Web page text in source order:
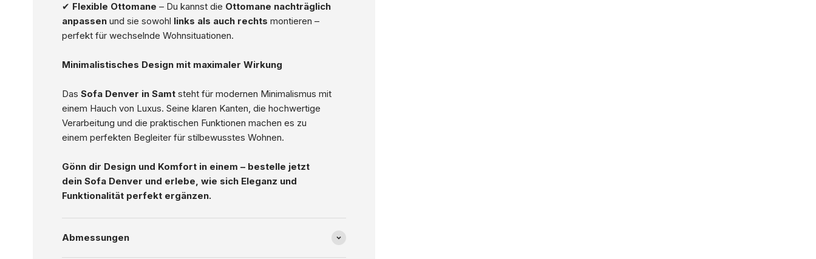
✔ Flexible Ottomane – Du kannst die Ottomane nachträglich
anpassenund sie sowohl links als auch rechts montieren –
perfekt für wechselnde Wohnsituationen.
Minimalistisches Design mit maximaler Wirkung
Das Sofa Denver in Samtsteht für modernen Minimalismus mit
einem Hauch von Luxus. Seine klaren Kanten, die hochwertige
Verarbeitung und die praktischen Funktionen machen es zu
einem perfekten Begleiter für stilbewusstes Wohnen.
Gönn dir Design und Komfort in einem – bestelle jetzt
dein Sofa Denver und erlebe, wie sich Eleganz und
Funktionalität perfekt ergänzen.
Abmessungen